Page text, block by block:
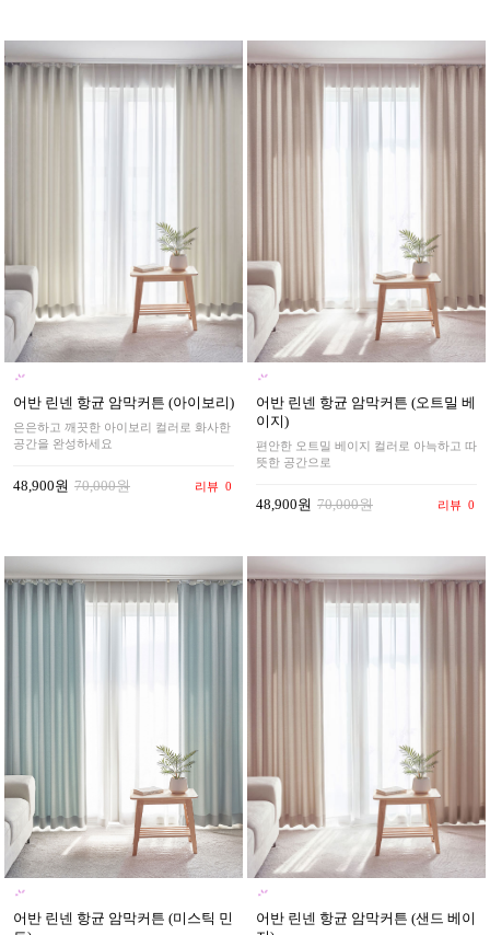
어반 린넨 항균 암막커튼 (아이보리)
은은하고 깨끗한 아이보리 컬러로 화사한
공간을 완성하세요
48,900원 70,000원 리뷰 0
어반 린넨 항균 암막커튼 (오트밀 베
이지)
편안한 오트밀 베이지 컬러로 아늑하고 따
뜻한 공간으로
48,900원 70,000원 리뷰 0
어반 린넨 항균 암막커튼 (미스틱 민
어반 린넨 항균 암막커튼 (샌드 베이